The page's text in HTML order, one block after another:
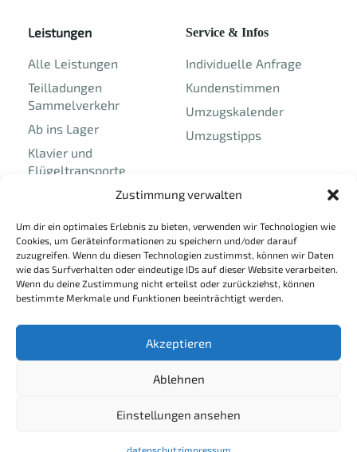
Zustimmung verwalten
Um dir ein optimales Erlebnis zu bieten, verwenden wir Technologien wie
Cookies, um Geräteinformationen zu speichern und/oder darauf
zuzugreifen. Wenn du diesen Technologien zustimmst, können wir Daten
wie das Surfverhalten oder eindeutige IDs auf dieser Website verarbeiten.
Wenn du deine Zustimmung nicht erteilst oder zurückziehst, können
bestimmte Merkmale und Funktionen beeinträchtigt werden.
Akzeptieren
Ablehnen
Einstellungen ansehen
datenschutzimpressum
Leistungen
Alle Leistungen
Teilladungen
Sammelverkehr
Ab ins Lager
Klavier und
Flügeltransporte
Umzüge und Transporte
Liechtenstein
Service & Infos
Individuelle Anfrage
Kundenstimmen
Umzugskalender
Umzugstipps
Rechtliches Unternehmen
Jobs
Kontakt
© 2025 Umzug Vorarlberg – Alle Rechte vorbehalten.